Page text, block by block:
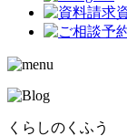
くらしのくふう